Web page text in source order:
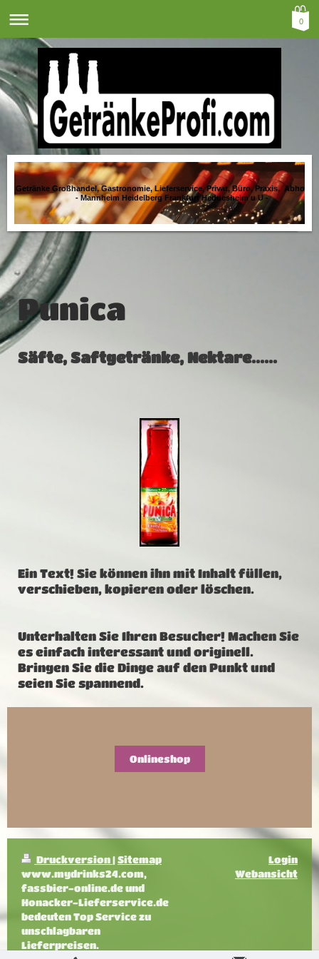
0
Getränke Großhandel, Gastronomie, Lieferservice, Privat, Büro, Praxis,
- Mannheim Heidelberg Frankfurt Heddesheim u U -
Punica
Säfte, Saftgetränke, Nektare......
Ein Text! Sie können ihn mit Inhalt füllen,
verschieben, kopieren oder löschen.
Unterhalten Sie Ihren Besucher! Machen Sie
es einfach interessant und originell.
Bringen Sie die Dinge auf den Punkt und
seien Sie spannend.
Onlineshop
Druckversion|Sitemap
www.mydrinks24.com,
fassbier-online.de und
Honacker-Lieferservice.de
bedeuten Top Service zu
unschlagbaren
Lieferpreisen.
Login
Webansicht